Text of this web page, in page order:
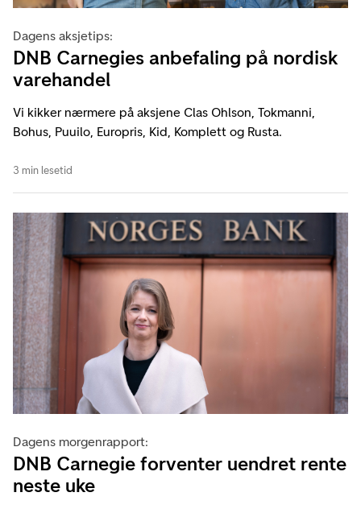
Dagens aksjetips:
DNB Carnegies anbefaling på nordisk
varehandel
Vi kikker nærmere på aksjene Clas Ohlson, Tokmanni,
Bohus, Puuilo, Europris, Kid, Komplett og Rusta.
3 min lesetid
Dagens morgenrapport:
DNB Carnegie forventer uendret rente
neste uke